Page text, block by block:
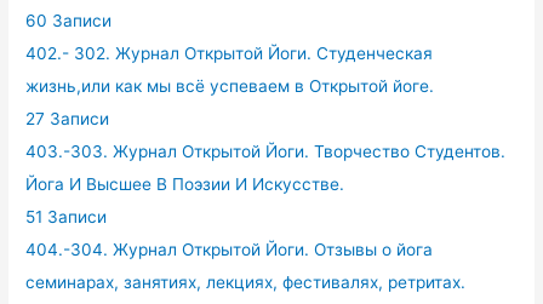
60 Записи
402.- 302. Журнал Открытой Йоги. Студенческая
жизнь,или как мы всё успеваем в Открытой йоге.
27 Записи
403.-303. Журнал Открытой Йоги. Творчество Студентов.
Йога И Высшее В Поэзии И Искусстве.
51 Записи
404.-304. Журнал Открытой Йоги. Отзывы о йога
семинарах, занятиях, лекциях, фестивалях, ретритах.